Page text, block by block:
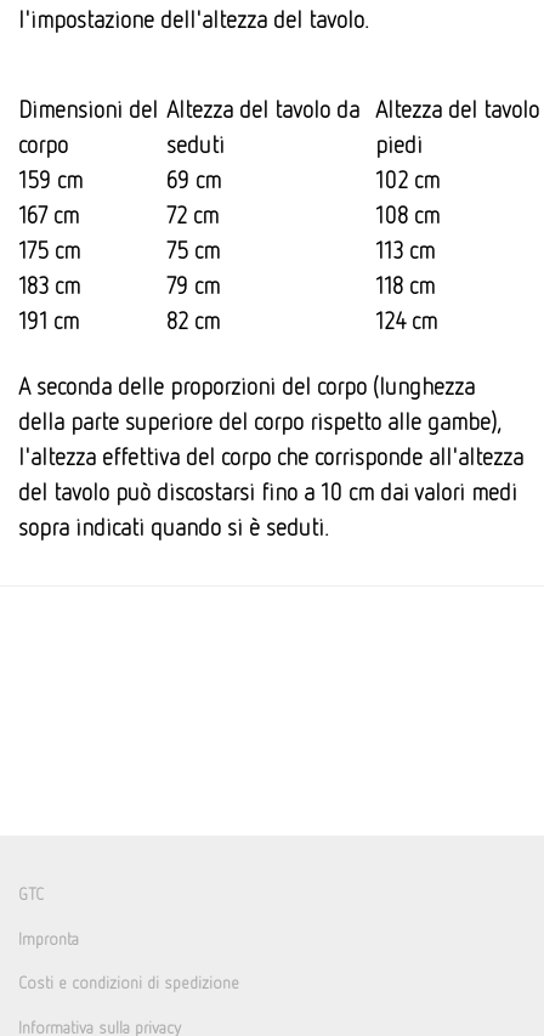
l'impostazione dell'altezza del tavolo.
Dimensioni del
corpo
Altezza del tavolo da
seduti
Altezza del
piedi
159 cm
69 cm
102 cm
167 cm
72 cm
108 cm
175 cm
75 cm
113 cm
183 cm
79 cm
118 cm
191 cm
82 cm 124 cm
A seconda delle proporzioni del corpo (lunghezza
della parte superiore del corpo rispetto alle gambe),
l'altezza effettiva del corpo che corrisponde all'altezza
del tavolo può discostarsi fino a 10 cm dai valori medi
sopra indicati quando si è seduti.
GTC
Impronta
Costi e condizioni di spedizione
Informativa sulla privacy